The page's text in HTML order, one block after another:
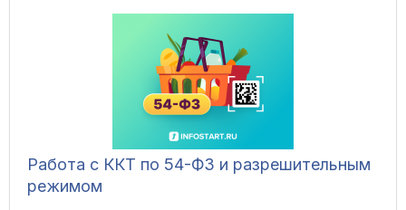
Работа с ККТ по 54-ФЗ и разрешительным
режимом